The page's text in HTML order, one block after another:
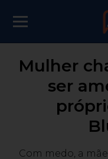
Mulher
ser
Com medo, a